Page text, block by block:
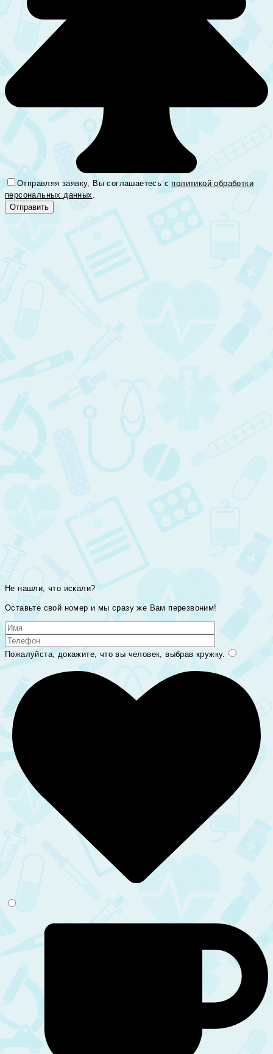
Отправляя заявку, Вы соглашаетесь с политикой обработки
персональных данных.
Не нашли, что искали?
Оставьте свой номер и мы сразу же Вам перезвоним!
Пожалуйста, докажите, что вы человек, выбрав кружку.